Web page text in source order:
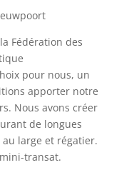
pour nous, un
apporter notre
Nous avons créer
de longues
large et régatier.
transat.